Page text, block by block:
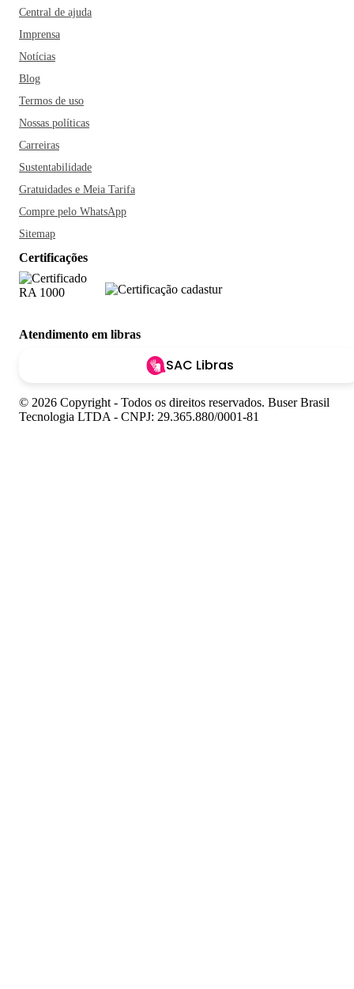
Central de ajuda
Imprensa
Notícias
Blog
Termos de uso
Nossas políticas
Carreiras
Sustentabilidade
Gratuidades e Meia Tarifa
Compre pelo WhatsApp
Sitemap
Certificações
Atendimento em libras
SAC Libras
© 2026 Copyright - Todos os direitos reservados. Buser Brasil
Tecnologia LTDA - CNPJ: 29.365.880/0001-81